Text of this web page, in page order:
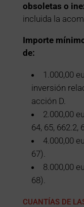
obsoletas o
incluida la
Importe
de:
1.000,00
inversión
acción D.
2.000,00
64, 65, 662.2,
4.000,00
67).
8.000,00
68).
CUANTÍAS DE